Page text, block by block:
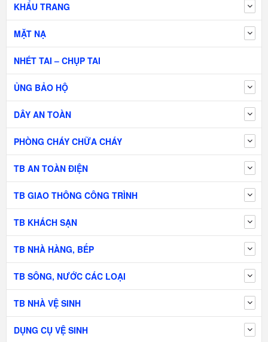
KHẨU TRANG
MẶT NẠ
NHÉT TAI – CHỤP TAI
ỦNG BẢO HỘ
DÂY AN TOÀN
PHÒNG CHÁY CHỮA CHÁY
TB AN TOÀN ĐIỆN
TB GIAO THÔNG CÔNG TRÌNH
TB KHÁCH SẠN
TB NHÀ HÀNG, BẾP
TB SÔNG, NƯỚC CÁC LOẠI
TB NHÀ VỆ SINH
DỤNG CỤ VỆ SINH